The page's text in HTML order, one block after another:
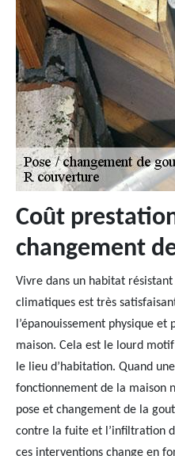
Coût
changement
Vivre dans un habitat
climatiques est très
l’épanouissement physique et
maison. Cela est le lourd
le lieu d’habitation. Quand
fonctionnement de la maison
pose et changement de la
contre la fuite et l’infiltration
ces interventions change en